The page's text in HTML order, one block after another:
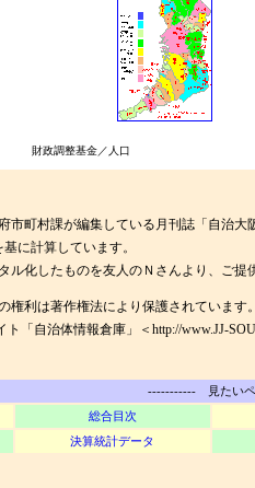
財政調整基金／人口
町村課が編集している月刊誌「自治
に計算しています。
化したものを友人のＮさんより、ご提
権利は著作権法により保護されています。
自治体情報倉庫」＜http://www.JJ-
----------- 見たい
総合目次
決算統計データ